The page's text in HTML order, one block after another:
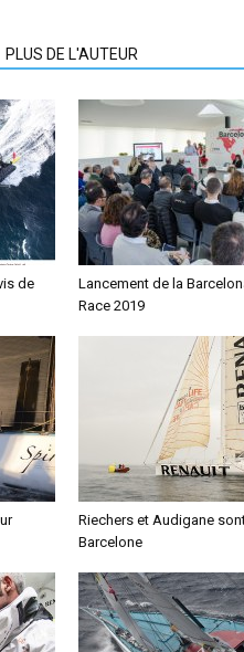
PLUS DE L'AUTEUR
de
Lancement de la
Race 2019
Riechers et Audigane
Barcelone